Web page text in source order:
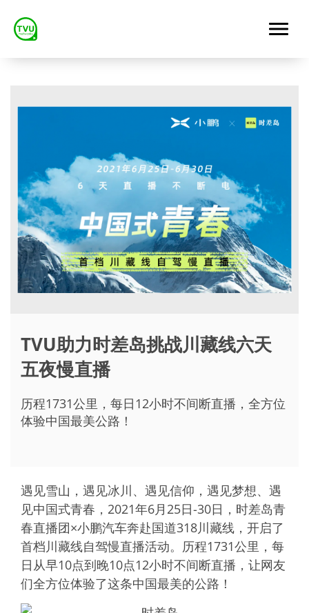
TVU助力时差岛挑战川藏线六天
五夜慢直播
历程1731公里，每日12小时不间断直播，全方位
体验中国最美公路！
遇见雪山，遇见冰川、遇见信仰，遇见梦想、遇
见中国式青春，2021年6月25日-30日，时差岛青
春直播团×小鹏汽车奔赴国道318川藏线，开启了
首档川藏线自驾慢直播活动。历程1731公里，每
日从早10点到晚10点12小时不间断直播，让网友
们全方位体验了这条中国最美的公路！